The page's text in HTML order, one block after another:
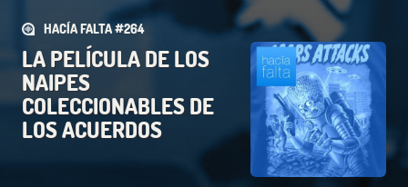
HACÍA FALTA #264
LA PELÍCULA DE LOS
NAIPES
COLECCIONABLES DE
LOS ACUERDOS